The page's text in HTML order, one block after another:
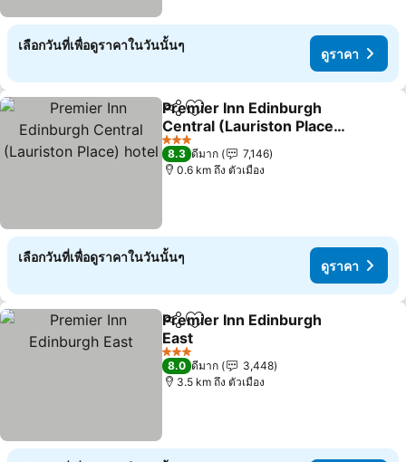
เลือกวันที่เพื่อดูราคาในวันนั้นๆ
ดูราคา
แชร์ เพิ่มในรายการโปรด
Premier Inn Edinburgh
Central (Lauriston Place)
hotel
3 ดาว
8.3 ดีมาก
7,146
0.6 km ถึง ตัวเมือง
เลือกวันที่เพื่อดูราคาในวันนั้นๆ
ดูราคา
แชร์ เพิ่มในรายการโปรด
Premier Inn Edinburgh
East
3 ดาว
8.0 ดีมาก
3,448
3.5 km ถึง ตัวเมือง